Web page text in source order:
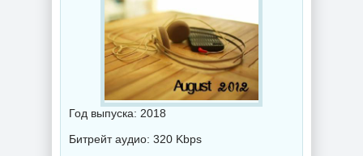
Год выпуска: 2018
Битрейт аудио: 320 Kbps